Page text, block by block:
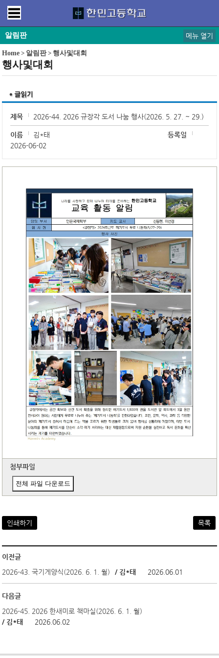
알림판 메뉴 열기
Home > 알림판>행사및대회
행사및대회
제목 2026-44. 2026 규장각 도서 나눔 행사(2026. 5. 27. ~ 29.)
이름 김*태
등록일
2026-06-02
첨부파일
전체 파일 다운로드
인쇄하기 목록
이전글
2026-43. 국기게양식(2026. 6. 1. 월)
/ 김*태 2026.06.01
다음글
2026-45. 2026 한새미로 책마실(2026. 6. 1. 월)
/ 김*태
2026.06.02